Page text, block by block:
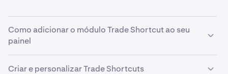
Como adicionar o módulo Trade Shortcut ao seu
painel
Criar e personalizar Trade Shortcuts